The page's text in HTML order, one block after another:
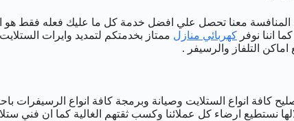
المنافسة معنا تحصل علي افضل خدمة كل ما عليك فعله فقط هو
اننا نوفر كهربائي منازل ممتاز بخدمتكم لتمديد وايرات الستلايت
التلفاز والرسيفر .
كافة انواع الستلايت وصيانة وبرمجة كافة انواع الرسيفرات
نستطيع ارضاء كل عملائنا وكسب ثقتهم الغالية كما ان فني